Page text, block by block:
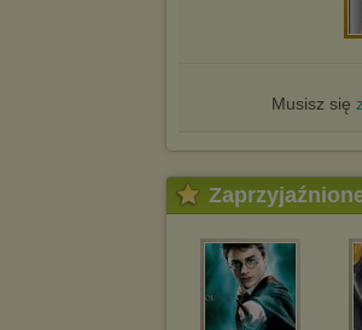
Musisz się